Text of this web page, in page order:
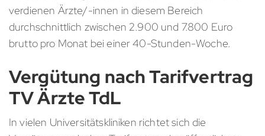
verdienen Ärzte/-innen in diesem Bereich
durchschnittlich zwischen 2.900 und 7.800 Euro
brutto pro Monat bei einer 40-Stunden-Woche.
Vergütung nach Tarifvertrag
TV Ärzte TdL
In vielen Universitätskliniken richtet sich die